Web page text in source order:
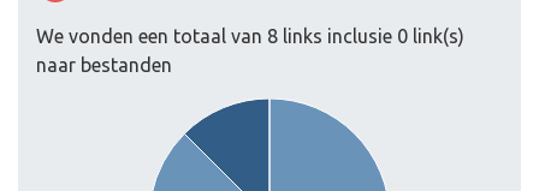
We vonden een totaal van 8 links inclusie 0 link(s)
naar bestanden